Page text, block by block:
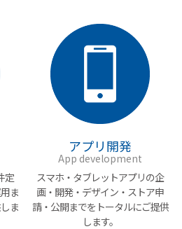
定
ま
ま
アプリ開発
App development
スマホ・タブレットアプリの企
画・開発・デザイン・ ストア申
請・公開までをトータルにご提供
します。